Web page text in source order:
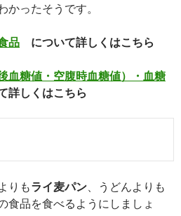
かったそうです。
品 について詳しくはこちら
血糖値・空腹時血糖値）・血糖
詳しくはこちら
りもライ麦パン 、うどんよりも
食品を食べるようにしましょ